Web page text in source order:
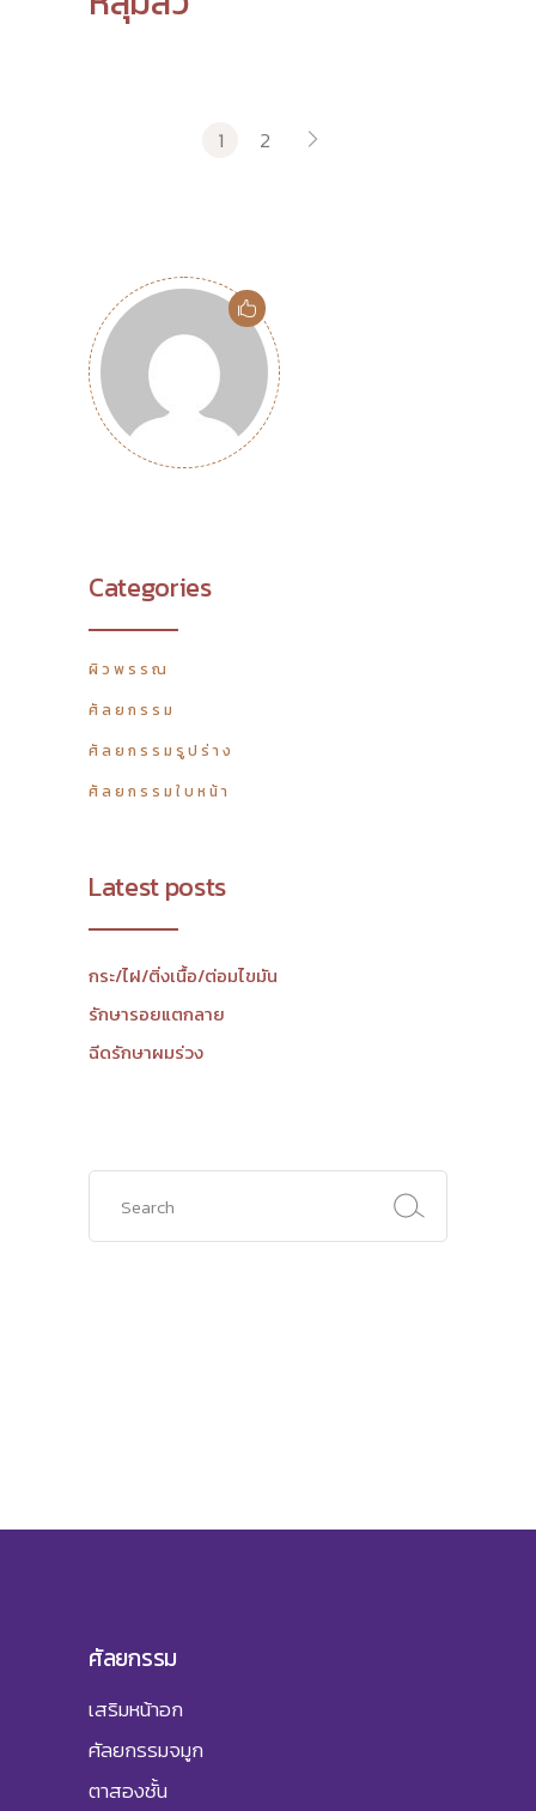
1 2
Categories
ผิวพรรณ
ศัลยกรรม
ศัลยกรรมรูปร่าง
ศัลยกรรมใบหน้า
Latest posts
กระ/ไฝ/ติ่งเนื้อ/ต่อมไขมัน
รักษารอยแตกลาย
ฉีดรักษาผมร่วง
Search
ศัลยกรรม
เสริมหน้าอก
ศัลยกรรมจมูก
ตาสองชั้น